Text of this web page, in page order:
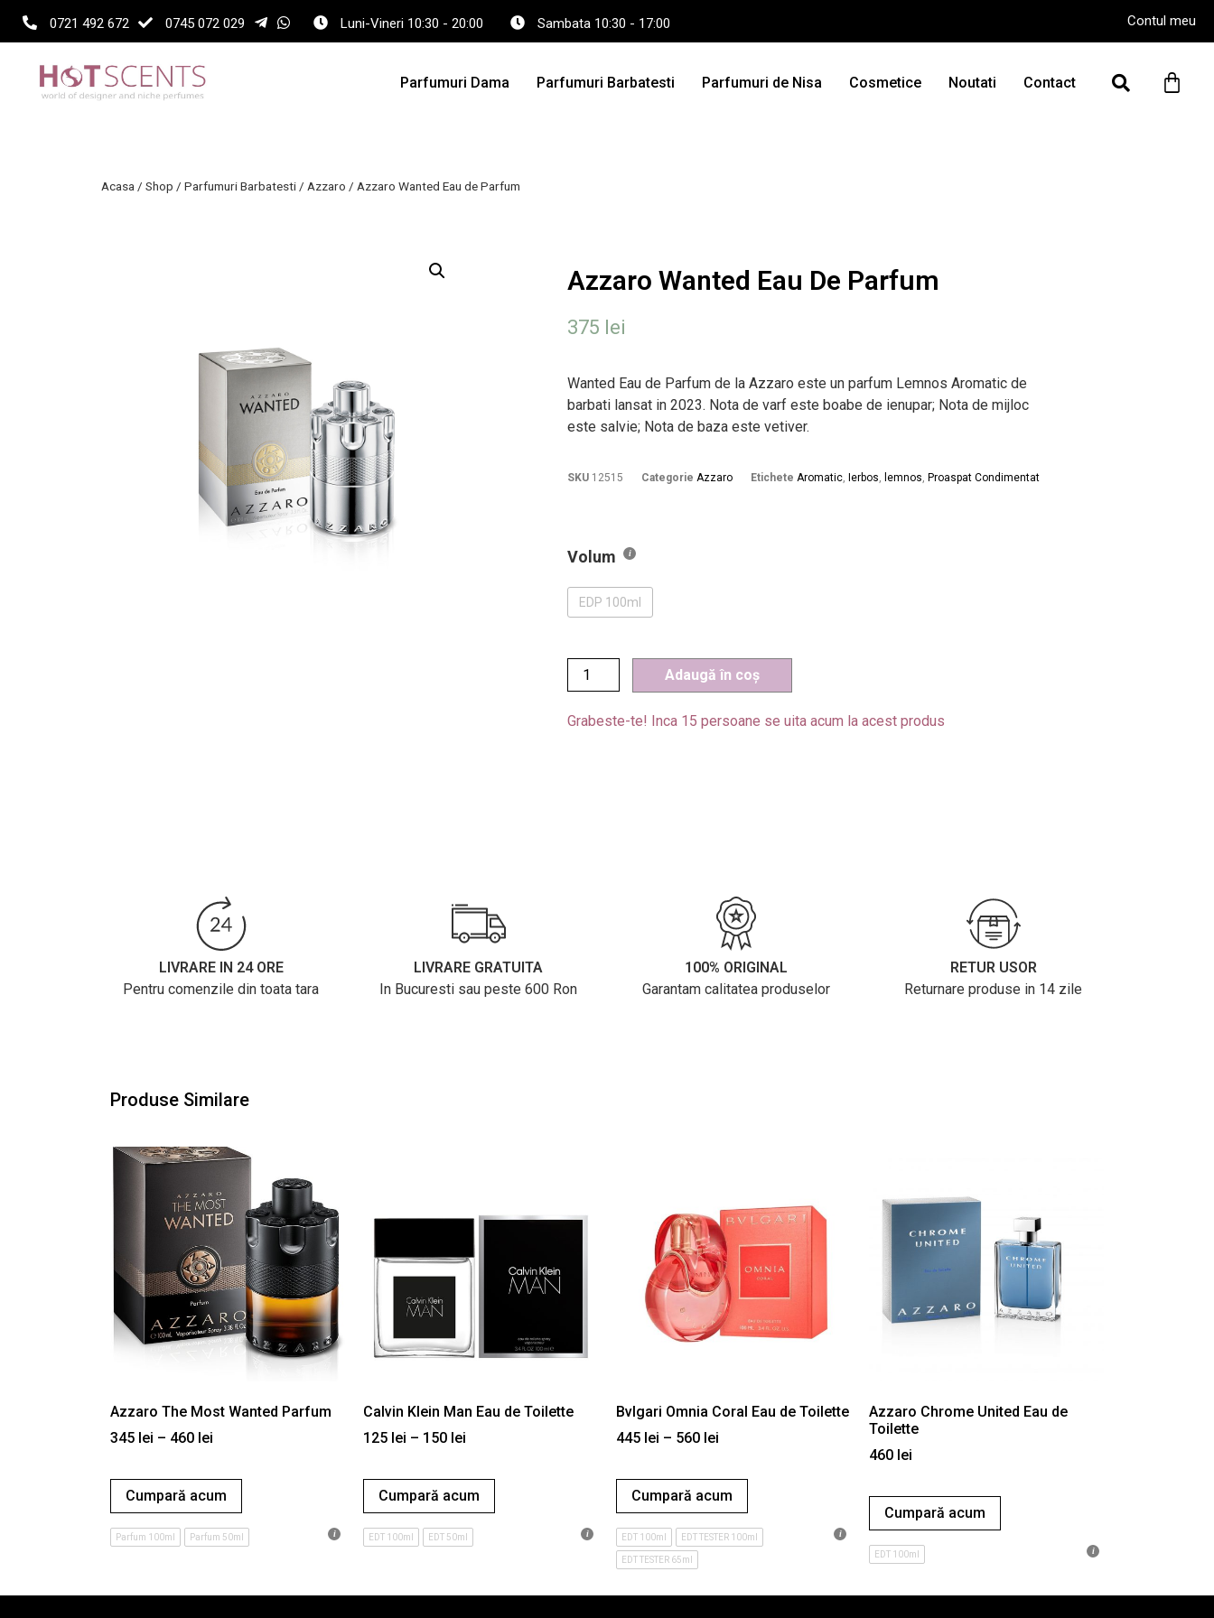
0721 492 672 0745 072 029 Luni-Vineri 10:30 - 20:00 Sambata 10:30 - 17:00 Contul meu
Parfumuri Dama Parfumuri Barbatesti Parfumuri de Nisa Cosmetice Noutati Contact
Acasa / Shop / Parfumuri Barbatesti / Azzaro / Azzaro Wanted Eau de Parfum
Azzaro Wanted Eau De Parfum
375 lei
Wanted Eau de Parfum de la Azzaro este un parfum Lemnos Aromatic de
barbati lansat in 2023. Nota de varf este boabe de ienupar; Nota de mijloc
este salvie; Nota de baza este vetiver.
SKU 12515 Categorie Azzaro Etichete Aromatic Ierbos lemnos Proaspat Condimentat
Volum
EDP 100ml
Adaugă în coș
Grabeste-te! Inca 15 persoane se uita acum la acest produs
LIVRARE IN 24 ORE
Pentru comenzile din toata tara
LIVRARE GRATUITA
In Bucuresti sau peste 600 Ron
100% ORIGINAL
Garantam calitatea produselor
RETUR USOR
Returnare produse in 14 zile
Produse Similare
Azzaro The Most Wanted Parfum
345 lei – 460 lei
Cumpară acum
Parfum 100ml Parfum 50ml
Calvin Klein Man Eau de Toilette
125 lei – 150 lei
Cumpară acum
EDT 100ml EDT 50ml
Bvlgari Omnia Coral Eau de Toilette
445 lei – 560 lei
Cumpară acum
EDT 100ml EDT TESTER 100ml
EDT TESTER 65ml
Azzaro Chrome United Eau de
Toilette
460 lei
Cumpară acum
EDT 100ml